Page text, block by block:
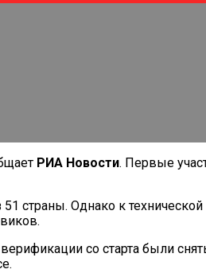
РИА Новости. Первые
страны. Однако к
со старта были